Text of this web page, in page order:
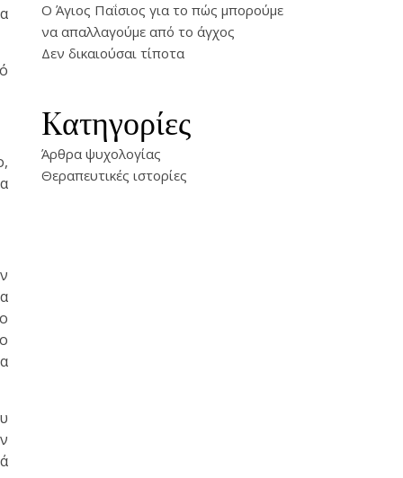
O Άγιος Παΐσιος για το πώς μπορούμε
να απαλλαγούμε από το άγχος
Δεν δικαιούσαι τίποτα
Kατηγορίες
Άρθρα ψυχολογίας
Θεραπευτικές ιστορίες